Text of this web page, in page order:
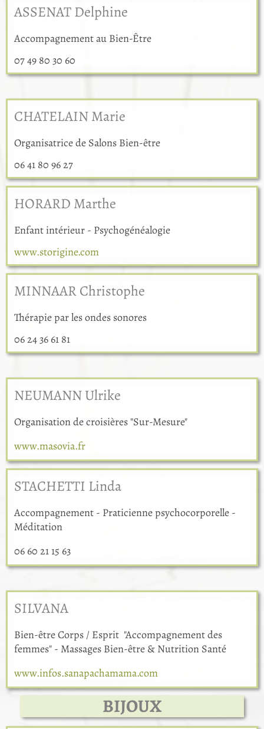
ASSENAT Delphine
Accompagnement au Bien-Être
07 49 80 30 60
CHATELAIN Marie
Organisatrice de Salons Bien-être
06 41 80 96 27
HORARD Marthe
Enfant intérieur - Psychogénéalogie
www.storigine.com
MINNAAR Christophe
Thérapie par les ondes sonores
06 24 36 61 81
NEUMANN Ulrike
Organisation de croisières "Sur-Mesure"
www.masovia.fr
STACHETTI Linda
Accompagnement - Praticienne psychocorporelle -
Méditation
06 60 21 15 63
SILVANA
Bien-être Corps / Esprit "Accompagnement des
femmes" - Massages Bien-être & Nutrition Santé
www.infos.sanapachamama.com
BIJOUX